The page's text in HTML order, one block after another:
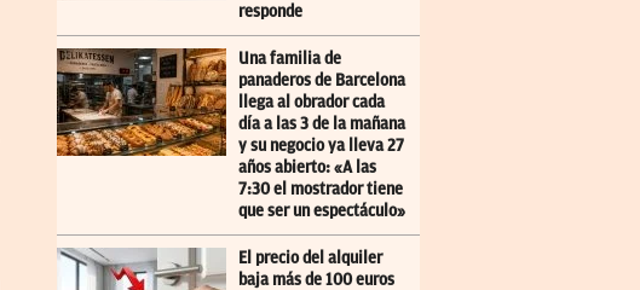
responde
Una familia de
panaderos de Barcelona
llega al obrador cada
día a las 3 de la mañana
y su negocio ya lleva 27
años abierto: «A las
7:30 el mostrador tiene
que ser un espectáculo»
El precio del alquiler
baja más de 100 euros